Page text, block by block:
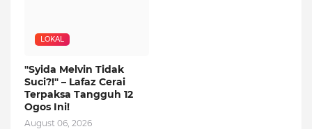
LOKAL
"Syida Melvin Tidak
Suci?!" – Lafaz Cerai
Terpaksa Tangguh 12
Ogos Ini!
August 06, 2026